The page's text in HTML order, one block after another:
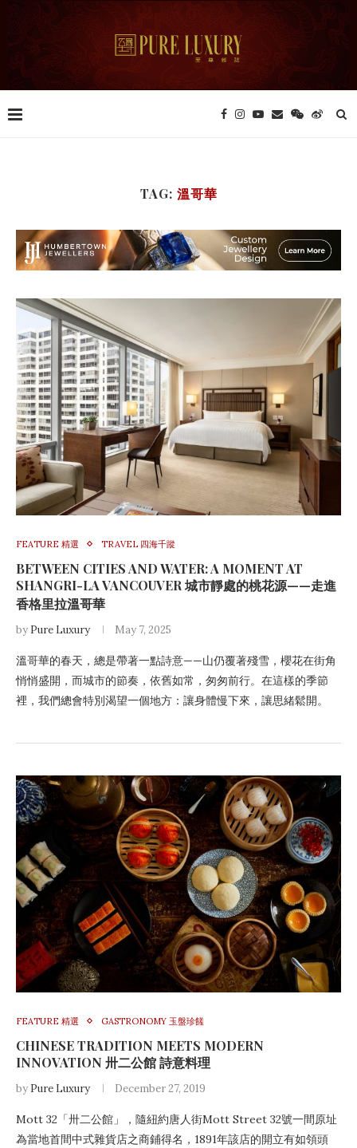
TAG: 溫哥華
FEATURE 精選 TRAVEL 四海千蹤
BETWEEN CITIES AND WATER: A MOMENT AT
SHANGRI-LA VANCOUVER 城市靜處的桃花源——走進
香格里拉溫哥華
by Pure Luxury May 7, 2025
溫哥華的春天，總是帶著一點詩意——山仍覆著殘雪，櫻花在街角
悄悄盛開，而城市的節奏，依舊如常，匆匆前行。在這樣的季節
裡，我們總會特別渴望一個地方：讓身體慢下來，讓思緒鬆開。
FEATURE 精選 GASTRONOMY 玉盤珍饈
CHINESE TRADITION MEETS MODERN
INNOVATION 卅二公館 詩意料理
by Pure Luxury December 27, 2019
Mott 32「卅二公館」，隨紐約唐人街Mott Street 32號一間原址
為當地首間中式雜貨店之商鋪得名，1891年該店的開立有如領頭